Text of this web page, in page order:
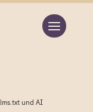
und AI